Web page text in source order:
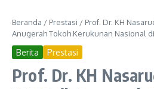
Beranda / Prestasi / Prof. Dr. KH
Anugerah Tokoh Kerukunan Nasional
Berita Prestasi
Prof. Dr. KH